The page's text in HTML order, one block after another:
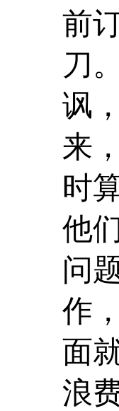
前
刀
讽
来
时
他
问
作
面
浪